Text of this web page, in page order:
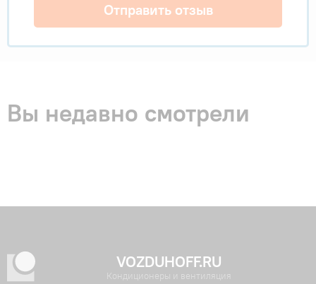
Отправить отзыв
Вы недавно смотрели
VOZDUHOFF.RU
Кондиционеры и вентиляция